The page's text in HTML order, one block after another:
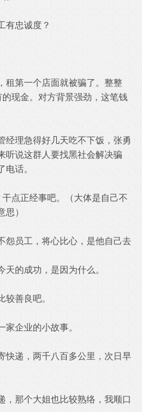
有忠诚度？
租第一个店面就被骗了。整整
现金。对方背景强劲，这笔钱
经理急得好几天吃不下饭，张勇
听说这群人要找黑社会解决骗
话。
点正经事吧。（大体是自己不
）
怨员工，将心比心，是他自己去
的成功，是因为什么。
善良吧。
企业的小故事。
快递，两千八百多公里，次日早
，那个大姐也比较熟络，我顺口